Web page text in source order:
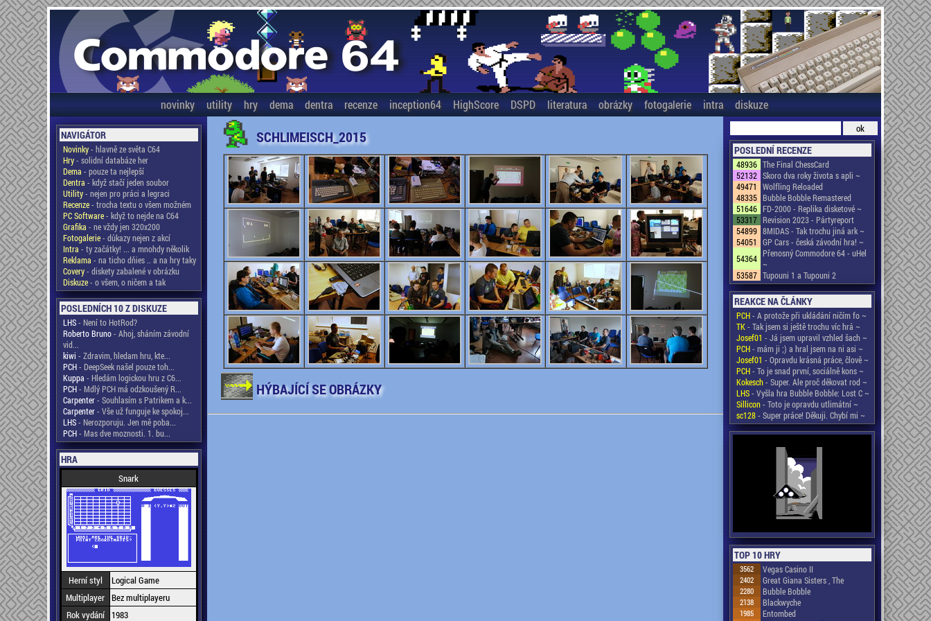
novinky utility hry dema dentra recenze inception64 HighScore DSPD literatura obrázky fotogalerie intra diskuze
NAVIGÁTOR
Novinky- hlavně ze světa C64
Hry- solidní databáze her
Dema - pouze ta nejlepší
Dentra - když stačí jeden soubor
Utility- nejen pro práci a legraci
Recenze- trocha textu o všem možném
PC Software- když to nejde na C64
Grafika - ne vždy jen 320x200
Fotogalerie- důkazy nejen z akcí
Intra - ty začátky! ... a mnohdy několik
Reklama - na ticho dňies .. a na hry taky
Covery- diskety zabalené v obrázku
Diskuze- o všem, o ničem a tak
POSLEDNÍCH 10 Z DISKUZE
LHS- Není to HotRod?
Roberto Bruno- Ahoj, sháním závodní
vid...
kiwi - Zdravim, hledam hru, kte...
PCH- DeepSeek našel pouze toh...
Kuppa - Hledám logickou hru z C6...
PCH- Mdlý PCH má odzkoušený R...
Carpenter- Souhlasím s Patrikem a k...
Carpenter- Vše už funguje ke spokoj...
LHS- Nerozporuju. Jen mě poba...
PCH- Mas dve moznosti. 1. bu...
HRA
Snark
Herní styl
Logical Game
Multiplayer Bez multiplayeru
Rok vydání
1983
SCHLIMEISCH_2015
HÝBAJÍCÍ SE OBRÁZKY
POSLEDNÍ RECENZE
48936 The Final ChessCard
52132 Skoro dva roky života s apli ~
49471
Wolfling Reloaded
48335 Bubble Bobble Remastered
51646 FD-2000 - Replika disketové ~
53317 Revision 2023 - Pártyreport
54899 8MIDAS - Tak trochu jiná ark ~
54051
GP Cars - česká závodní hra! ~
54364 Přenosný Commodore 64 - uHel
~
53587 Tupouni 1 a Tupouni 2
REAKCE NA ČLÁNKY
PCH- A protože při ukládání ničím fo ~
TK- Tak jsem si ještě trochu víc hrá ~
Josef01 - Já jsem upravil vzhled šach ~
PCH- mám ji ;) a hral jsem na ni asi ~
Josef01 - Opravdu krásná práce, člově ~
PCH- To je snad první, sociálně kons ~
Kokesch- Super. Ale proč děkovat rod ~
LHS- Vyšla hra Bubble Bobble: Lost C ~
Sillicon- Toto je opravdu utlimátní ~
sc128- Super práce! Děkuji. Chybí mi ~
TOP 10 HRY
3562 Vegas Casino II
2402 Great Giana Sisters , The
2280 Bubble Bobble
2138 Blackwyche
1985 Entombed